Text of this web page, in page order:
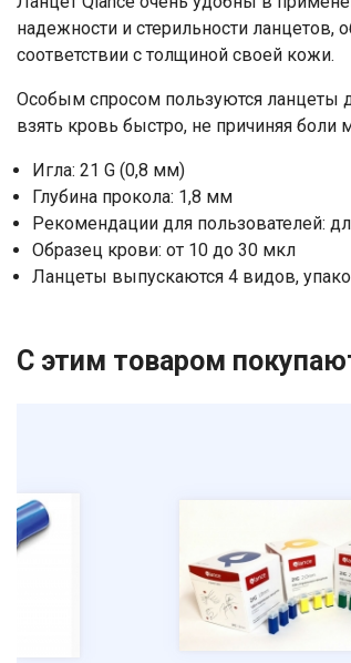
надежности и стерильности
соответствии с толщиной своей кожи.
Особым спросом пользуются ланцеты
взять кровь быстро, не причиняя
Игла: 21 G (0,8 мм)
Глубина прокола: 1,8 мм
Рекомендации для пользователей:
Образец крови: от 10 до 30 мкл
​Ланцеты выпускаются 4 видов,
С этим товаром